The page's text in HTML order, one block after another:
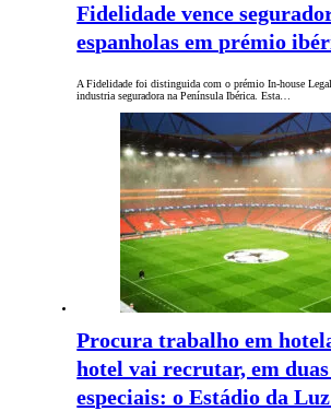
Fidelidade vence
espanholas em prémio
A Fidelidade foi distinguida com o prémio In-house
industria seguradora na Península Ibérica. Esta…
Procura trabalho em
hotel vai recrutar, em
especiais: o Estádio da